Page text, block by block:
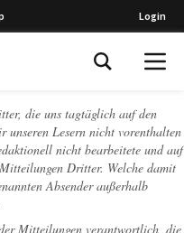
Login
die uns tagtäglich auf den
unseren Lesern nicht vorenthalten
nicht bearbeitete und auf
Dritter. Welche damit
Absender außerhalb
Mitteilungen verantwortlich, die